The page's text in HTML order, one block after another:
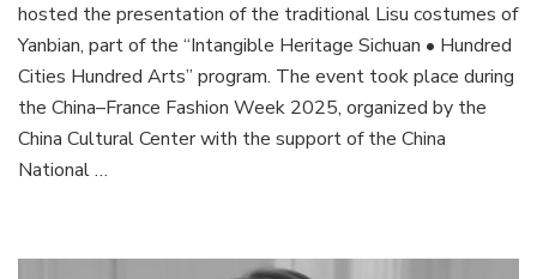
hosted the presentation of the traditional Lisu costumes of
Yanbian, part of the “Intangible Heritage Sichuan • Hundred
Cities Hundred Arts” program. The event took place during
the China–France Fashion Week 2025, organized by the
China Cultural Center with the support of the China
National …